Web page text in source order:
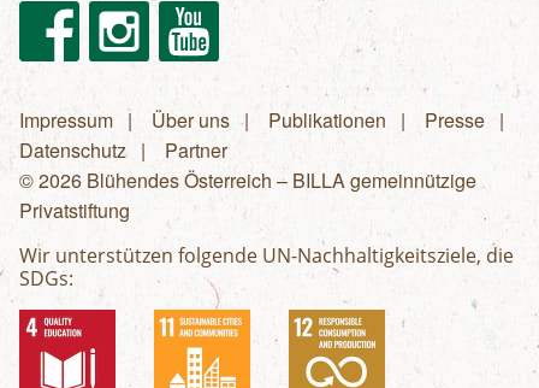
FacebookInstagram Youtube
Fußzeilenmenü
Impressum Über uns Publikationen
Presse
Datenschutz
Partner
© 2026 Blühendes Österreich – BILLA gemeinnützige
Privatstiftung
Wir unterstützen folgende UN-Nachhaltigkeitsziele, die
SDGs: